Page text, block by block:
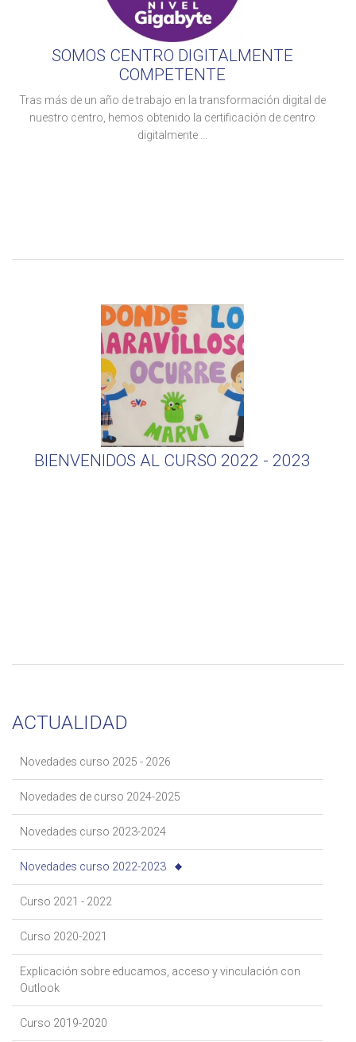
SOMOS CENTRO DIGITALMENTE
COMPETENTE
Tras más de un año de trabajo en la transformación digital de
nuestro centro, hemos obtenido la certificación de centro
digitalmente ...
BIENVENIDOS AL CURSO 2022 - 2023
ACTUALIDAD
Novedades curso 2025 - 2026
Novedades de curso 2024-2025
Novedades curso 2023-2024
Novedades curso 2022-2023
Curso 2021 - 2022
Curso 2020-2021
Explicación sobre educamos, acceso y vinculación con
Outlook
Curso 2019-2020